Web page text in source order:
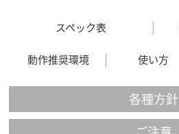
スペック表
動作推奨環境 使い方
各種方針